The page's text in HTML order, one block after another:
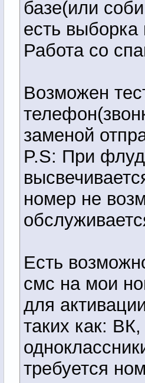
базе(или
есть выборка
Работа со
Возможен
заменой
P.S: При
номер не
Есть
смс на мои
для
таких как:
требуется